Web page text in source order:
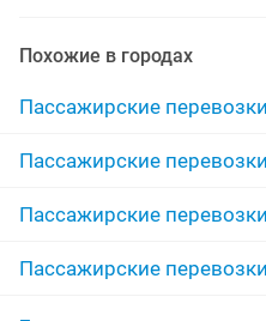
командировочные багаж
управляющая компания
Похожие в городах
Пассажирские
Пассажирские
Пассажирские
Пассажирские